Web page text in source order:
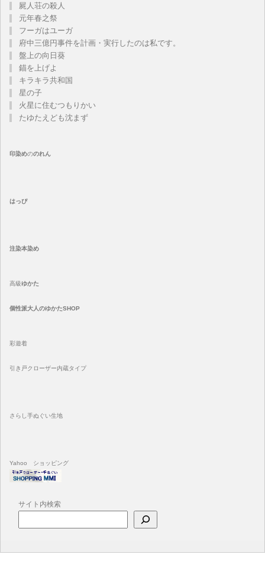
屍人荘の殺人
元年春之祭
フーガはユーガ
府中三億円事件を計画・実行したのは私です。
盤上の向日葵
錨を上げよ
キラキラ共和国
星の子
火星に住むつもりかい
たゆたえども沈まず
印染めののれん
はっぴ
注染本染め
高級ゆかた
個性派大人のゆかたSHOP
彩遊着
引き戸クローザー内蔵タイプ
さらし手ぬぐい生地
Yahoo ショッピング
サイト内検索